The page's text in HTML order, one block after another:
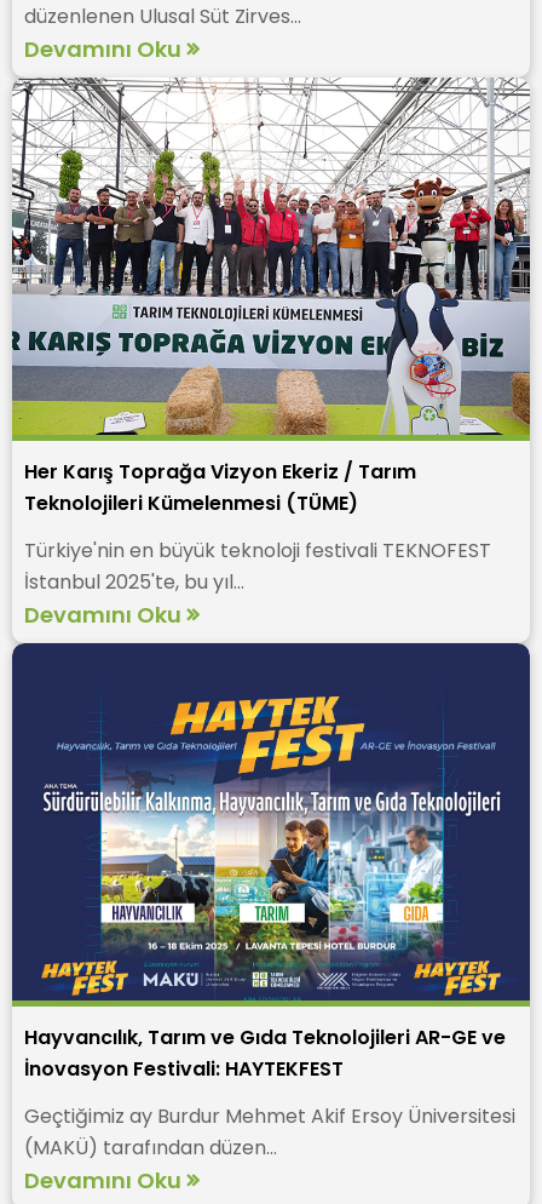
düzenlenen Ulusal Süt Zirves...
Devamını Oku
Her Karış Toprağa Vizyon Ekeriz / Tarım
Teknolojileri Kümelenmesi (TÜME)
Türkiye'nin en büyük teknoloji festivali TEKNOFEST
İstanbul 2025'te, bu yıl...
Devamını Oku
Hayvancılık, Tarım ve Gıda Teknolojileri AR-GE ve
İnovasyon Festivali: HAYTEKFEST
Geçtiğimiz ay Burdur Mehmet Akif Ersoy Üniversitesi
(MAKÜ) tarafından düzen...
Devamını Oku